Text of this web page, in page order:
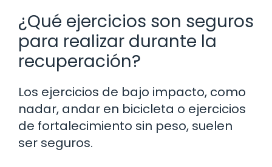
¿Qué ejercicios son seguros
para realizar durante la
recuperación?
Los ejercicios de bajo impacto, como
nadar, andar en bicicleta o ejercicios
de fortalecimiento sin peso, suelen
ser seguros.